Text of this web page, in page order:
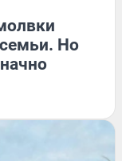
Но